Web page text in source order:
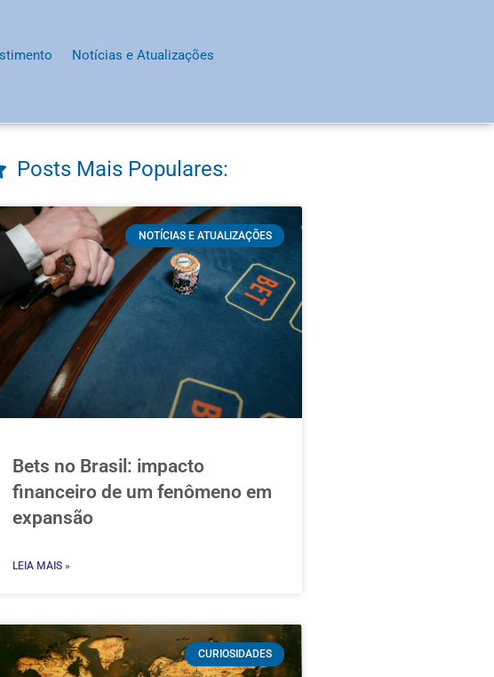
Notícias e Atualizações
Posts Mais Populares:
NOTÍCIAS E ATUALIZAÇÕES
Bets no Brasil: impacto
financeiro de um fenômeno em
expansão
LEIA MAIS »
CURIOSIDADES